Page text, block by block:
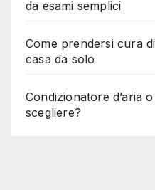
da esami semplici
Come prendersi cura
casa da solo
Condizionatore d’aria
scegliere?